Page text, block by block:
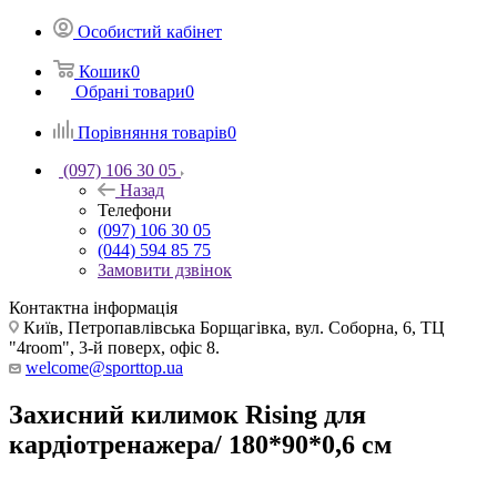
Особистий кабінет
Кошик0
Обрані товари0
Порівняння товарів0
(097) 106 30 05
Назад
Телефони
(097) 106 30 05
(044) 594 85 75
Замовити дзвінок
Контактна інформація
Київ, Петропавлівська Борщагівка, вул. Соборна, 6, ТЦ
"4room", 3-й поверх, офіс 8.
welcome@sporttop.ua
Захисний килимок Rising для
кардіотренажера/ 180*90*0,6 см